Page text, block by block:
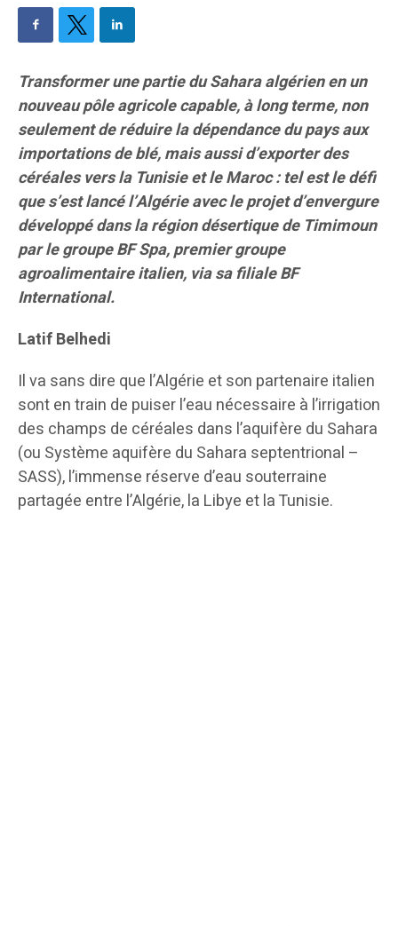
Transformer une partie du Sahara algérien en un
nouveau pôle agricole capable, à long terme, non
seulement de réduire la dépendance du pays aux
importations de blé, mais aussi d’exporter des
céréales vers la Tunisie et le Maroc : tel est le défi
que s’est lancé l’Algérie avec le projet d’envergure
développé dans la région désertique de Timimoun
par le groupe BF Spa, premier groupe
agroalimentaire italien, via sa filiale BF
International.
Latif Belhedi
Il va sans dire que l’Algérie et son partenaire italien
sont en train de puiser l’eau nécessaire à l’irrigation
des champs de céréales dans l’aquifère du Sahara
(ou Système aquifère du Sahara septentrional –
SASS), l’immense réserve d’eau souterraine
partagée entre l’Algérie, la Libye et la Tunisie.